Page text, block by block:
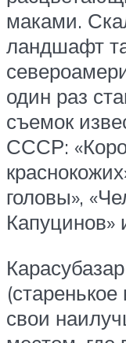
маками.
ландшафт
один раз
съемок
СССР:
головы»,
Капуцинов»
Карасубазар
свои